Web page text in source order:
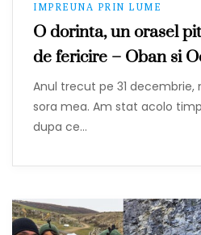
IMPREUNA PRIN LUME
O dorinta, un orasel
de fericire – Oban si
Anul trecut pe 31 decembrie,
sora mea. Am stat acolo
dupa ce…